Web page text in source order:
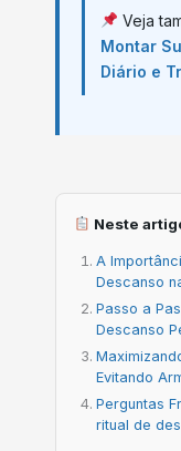
Veja
Montar
Diário e
Neste
A
Descanso
Passo a
Descanso
Evitando
Perguntas
ritual de